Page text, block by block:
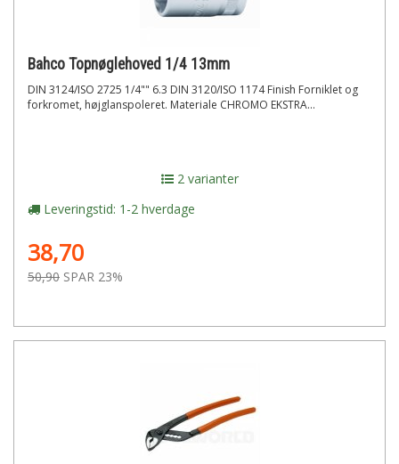
Bahco Topnøglehoved 1/4 13mm
DIN 3124/ISO 2725 1/4"" 6.3 DIN 3120/ISO 1174 Finish Forniklet og
forkromet, højglanspoleret. Materiale CHROMO EKSTRA...
2 varianter
Leveringstid: 1-2 hverdage
38,70
50,90 SPAR 23%